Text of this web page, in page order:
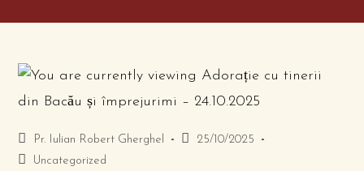
Pr. Iulian Robert Gherghel
25/10/2025
Uncategorized